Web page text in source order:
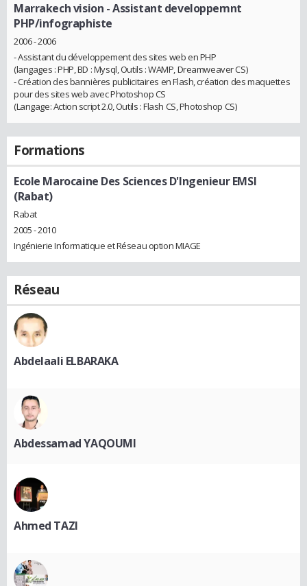
Marrakech vision - Assistant developpemnt
PHP/infographiste
2006 - 2006
- Assistant du développement des sites web en PHP
(langages : PHP, BD : Mysql, Outils : WAMP, Dreamweaver CS)
- Création des bannières publicitaires en Flash, création des maquettes
pour des sites web avec Photoshop CS
(Langage: Action script 2.0, Outils : Flash CS, Photoshop CS)
Formations
Ecole Marocaine Des Sciences D'Ingenieur EMSI
(Rabat)
Rabat
2005 - 2010
Ingénierie Informatique et Réseau option MIAGE
Réseau
Abdelaali ELBARAKA
Abdessamad YAQOUMI
Ahmed TAZI